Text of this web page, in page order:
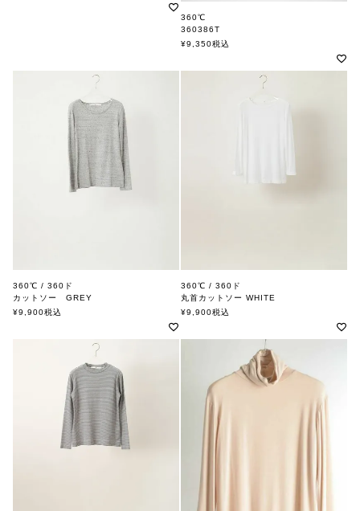
360℃
360386T
¥9,350税込
360℃ / 360ド
カットソー GREY
¥9,900税込
360℃ / 360ド
丸首カットソー WHITE
¥9,900税込